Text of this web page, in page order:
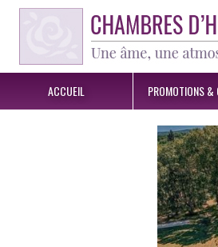
ACCUEIL PROMOTIONS &